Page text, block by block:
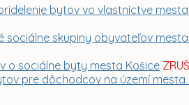
bytov vo vlastníctve mesta
skupiny obyvateľov
o sociálne byty mesta Košice
pre dôchodcov na území mesta